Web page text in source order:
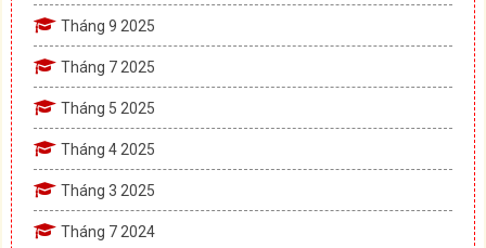
Tháng 9 2025
Tháng 7 2025
Tháng 5 2025
Tháng 4 2025
Tháng 3 2025
Tháng 7 2024